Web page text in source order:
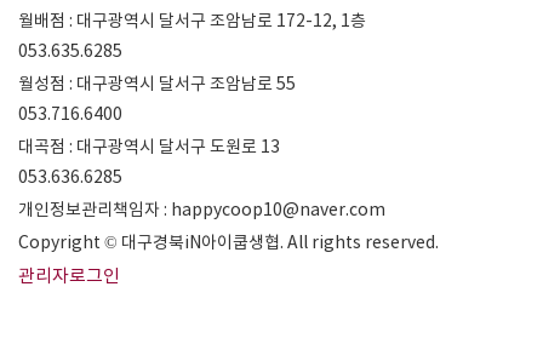
월배점 : 대구광역시 달서구 조암남로 172-12, 1층
053.635.6285
월성점 : 대구광역시 달서구 조암남로 55
053.716.6400
대곡점 : 대구광역시 달서구 도원로 13
053.636.6285
개인정보관리책임자 : happycoop10@naver.com
Copyright © 대구경북iN아이쿱생협. All rights reserved.
관리자로그인